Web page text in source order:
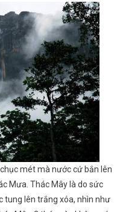
mét mà nước cứ bắn lên
Mưa. Thác Mây là do sức
tung lên trắng xóa, nhìn như